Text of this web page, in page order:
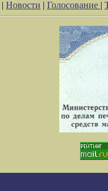
| Новости | Голосование |